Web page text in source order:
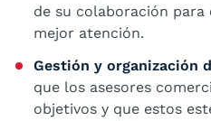
de su colaboración
mejor atención.
Gestión y organización
que los asesores
objetivos y que estos